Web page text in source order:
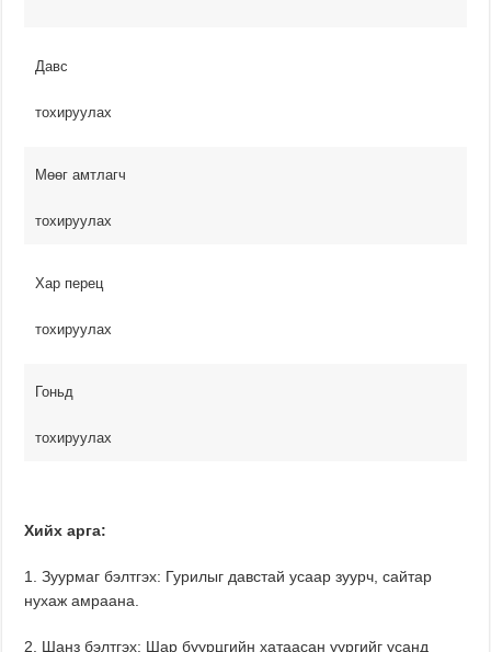
Давс
тохируулах
Мөөг амтлагч
тохируулах
Хар перец
тохируулах
Гоньд
тохируулах
Хийх арга:
1. Зуурмаг бэлтгэх: Гурилыг давстай усаар зуурч, сайтар
нухаж амраана.
2. Шанз бэлтгэх: Шар буурцгийн хатаасан уургийг усанд